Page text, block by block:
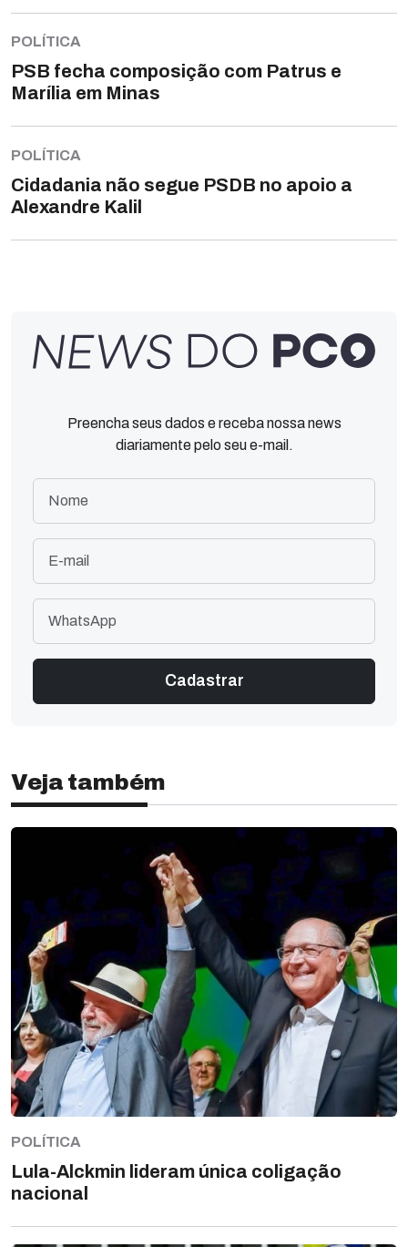
POLÍTICA
PSB fecha composição com Patrus e
Marília em Minas
POLÍTICA
Cidadania não segue PSDB no apoio a
Alexandre Kalil
Preencha seus dados e receba nossa news
diariamente pelo seu e-mail.
Veja também
POLÍTICA
Lula-Alckmin lideram única coligação
nacional